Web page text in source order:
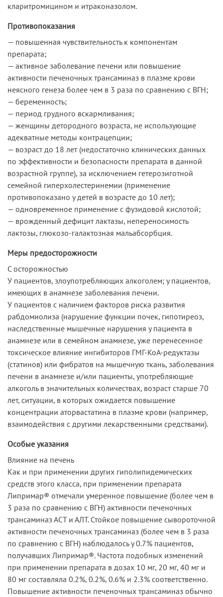
кларитромицином и итраконазолом.
Противопоказания
— повышенная чувствительность к компонентам
препарата;
— активное заболевание печени или повышение
активности печеночных трансаминаз в плазме крови
неясного генеза более чем в 3 раза по сравнению с ВГН;
— беременность;
— период грудного вскармливания;
— женщины детородного возраста, не использующие
адекватные методы контрацепции;
— возраст до 18 лет (недостаточно клинических данных
по эффективности и безопасности препарата в данной
возрастной группе), за исключением гетерозиготной
семейной гиперхолестеринемии (применение
противопоказано у детей в возрасте до 10 лет);
— одновременное применение с фузидовой кислотой;
— врожденный дефицит лактазы, непереносимость
лактозы, глюкозо-галактозная мальабсорбция.
Меры предосторожности
C осторожностью
У пациентов, злоупотребляющих алкоголем; у пациентов,
имеющих в анамнезе заболевания печени.
У пациентов с наличием факторов риска развития
рабдомиолиза (нарушение функции почек, гипотиреоз,
наследственные мышечные нарушения у пациента в
анамнезе или в семейном анамнезе, уже перенесенное
токсическое влияние ингибиторов ГМГ-КоА-редуктазы
(статинов) или фибратов на мышечную ткань, заболевания
печени в анамнезе и/или пациенты, употребляющие
алкоголь в значительных количествах, возраст старше 70
лет, ситуации, в которых ожидается повышение
концентрации аторвастатина в плазме крови (например,
взаимодействия с другими лекарственными средствами).
Особые указания
Влияние на печень
Как и при применении других гиполипидемических
средств этого класса, при применении препарата
Липримар® отмечали умеренное повышение (более чем в
3 раза по сравнению с ВГН) активности печеночных
трансаминаз АСТ и АЛТ. Стойкое повышение сывороточной
активности печеночных трансаминаз (более чем в 3 раза
по сравнению с ВГН) наблюдалось у 0.7% пациентов,
получавших Липримар®. Частота подобных изменений
при применении препарата в дозах 10 мг, 20 мг, 40 мг и
80 мг составляла 0.2%, 0.2%, 0.6% и 2.3% соответственно.
Повышение активности печеночных трансаминаз обычно